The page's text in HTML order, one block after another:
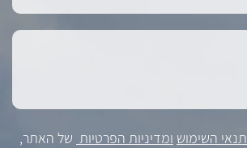
תנאי השימוש ומדיניות הפרטיות של האתר,